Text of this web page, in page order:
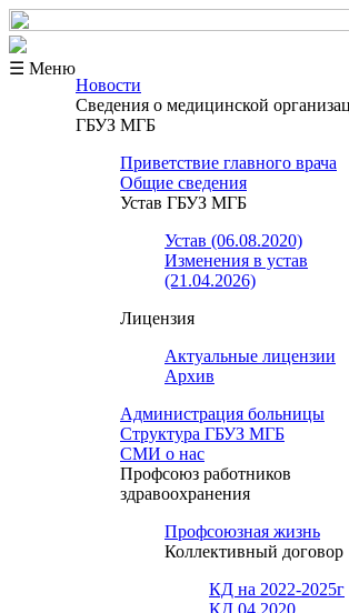
☰ Меню
Новости
Сведения о медицинской
ГБУЗ МГБ
Приветствие главного врача
Общие сведения
Устав ГБУЗ МГБ
Устав (06.08.2020)
Изменения в устав
(21.04.2026)
Лицензия
Актуальные лицензии
Архив
Администрация больницы
Структура ГБУЗ МГБ
СМИ о нас
Профсоюз работников
здравоохранения
Профсоюзная жизнь
Коллективный договор
КД на 2022-2025г
КД 04.2020